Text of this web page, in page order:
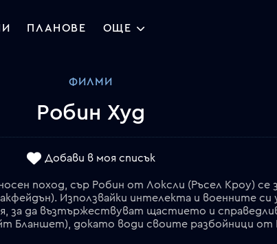
ПЛАНОВЕ ОЩЕ
ФИЛМИ
Робин Худ
Добави в моя списък
поход, сър Робин от Локсли (Ръсел Кроу)
Използвайки интелекта и военните си
за да възтържествуват щастието и